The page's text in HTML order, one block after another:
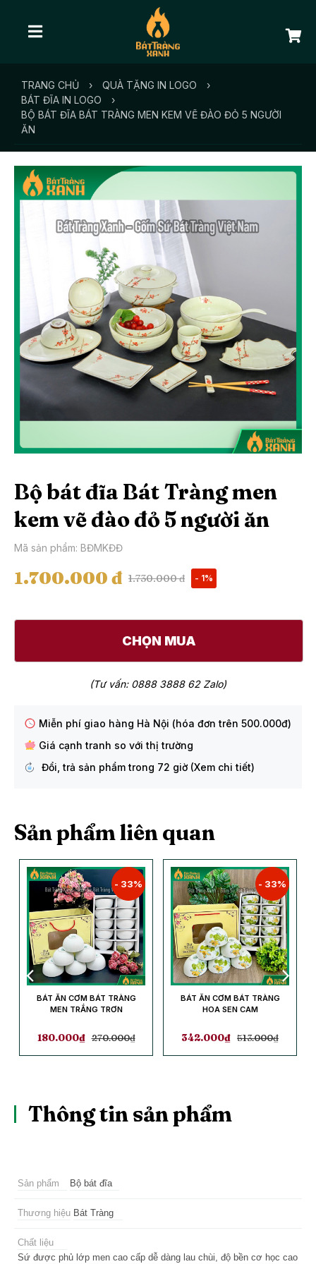
TRANG CHỦ › QUÀ TẶNG IN LOGO
›
BÁT ĐĨA IN LOGO
›
BỘ BÁT ĐĨA BÁT TRÀNG MEN KEM VẼ ĐÀO ĐỎ 5 NGƯỜI
ĂN
Bộ bát đĩa Bát Tràng men
kem vẽ đào đỏ 5 người ăn
Mã sản phẩm: BĐMKĐĐ
1.700.000 đ 1.730.000 đ - 1%
CHỌN MUA
(Tư vấn: 0888 3888 62 Zalo)
Miễn phí giao hàng Hà Nội (hóa đơn trên 500.000đ)
Giá cạnh tranh so với thị trường
Đổi, trả sản phẩm trong 72 giờ (Xem chi tiết)
Sản phẩm liên quan
- 33%
BÁT ĂN CƠM BÁT TRÀNG
MEN TRẮNG TRƠN
180.000₫ 270.000₫
- 33%
BÁT ĂN CƠM BÁT TRÀNG
HOA SEN CAM
342.000₫ 513.000₫
Thông tin sản phẩm
Sản phẩm Bộ bát đĩa
Thương hiệu Bát Tràng
Chất liệu
Sứ được phủ lớp men cao cấp dễ dàng lau chùi, độ bền cơ học cao